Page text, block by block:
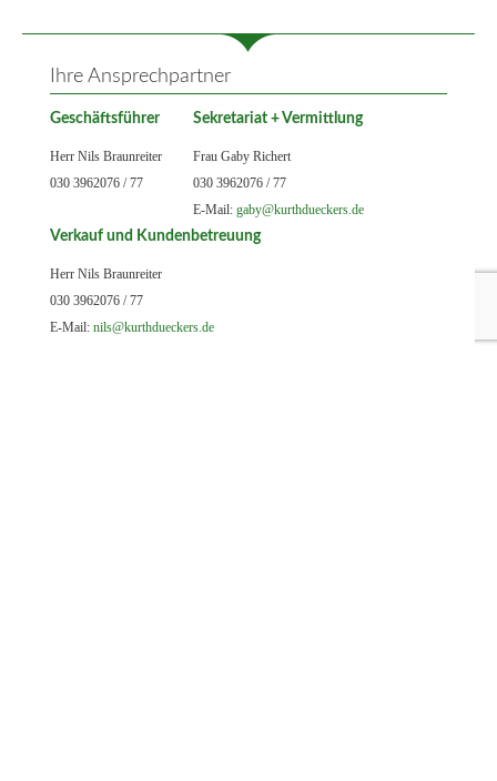
Ihre Ansprechpartner
Geschäftsführer
Herr Nils Braunreiter
030 3962076 / 77
Sekretariat + Vermittlung
Frau Gaby Richert
030 3962076 / 77
E-Mail: gaby@kurthdueckers.de
Verkauf und Kundenbetreuung
Herr Nils Braunreiter
030 3962076 / 77
E-Mail: nils@kurthdueckers.de